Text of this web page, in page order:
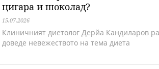
цигара и шоколад?
15.07.2026
Клиничният диетолог Дерйа Кандиларов
доведе невежеството на тема диета